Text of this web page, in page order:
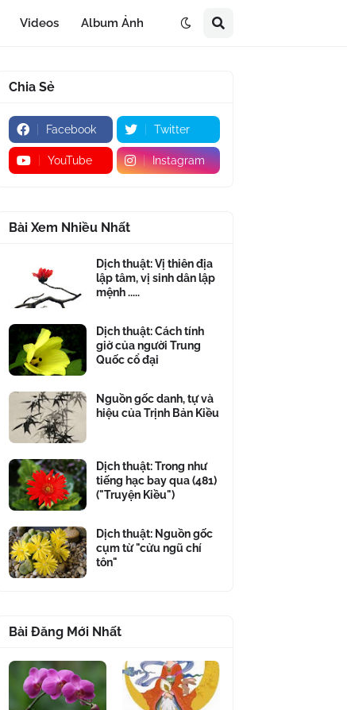
Videos Album Ảnh
Chia Sẻ
Facebook Twitter
YouTube Instagram
Bài Xem Nhiều Nhất
Dịch thuật: Vị thiên địa
lập tâm, vị sinh dân lập
mệnh .....
Dịch thuật: Cách tính
giờ của người Trung
Quốc cổ đại
Nguồn gốc danh, tự và
hiệu của Trịnh Bản Kiều
Dịch thuật: Trong như
tiếng hạc bay qua (481)
("Truyện Kiều")
Dịch thuật: Nguồn gốc
cụm từ "cửu ngũ chí
tôn"
Bài Đăng Mới Nhất